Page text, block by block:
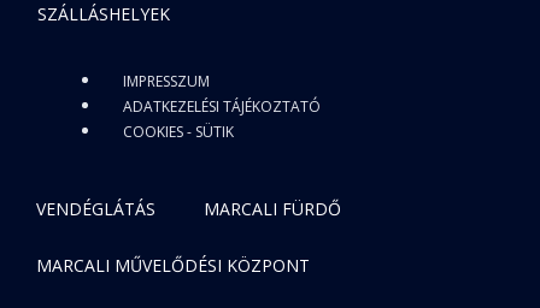
SZÁLLÁSHELYEK
IMPRESSZUM
ADATKEZELÉSI TÁJÉKOZTATÓ
COOKIES - SÜTIK
VENDÉGLÁTÁS MARCALI FÜRDŐ
MARCALI MŰVELŐDÉSI KÖZPONT